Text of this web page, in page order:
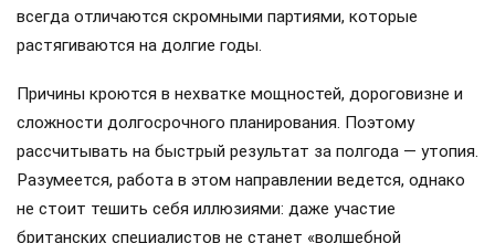
всегда отличаются скромными партиями, которые
растягиваются на долгие годы.
Причины кроются в нехватке мощностей, дороговизне и
сложности долгосрочного планирования. Поэтому
рассчитывать на быстрый результат за полгода — утопия.
Разумеется, работа в этом направлении ведется, однако
не стоит тешить себя иллюзиями: даже участие
британских специалистов не станет «волшебной